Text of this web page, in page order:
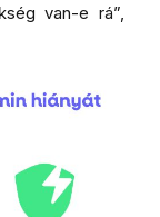
van-e rá”,